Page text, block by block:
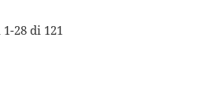
1-28 di 121